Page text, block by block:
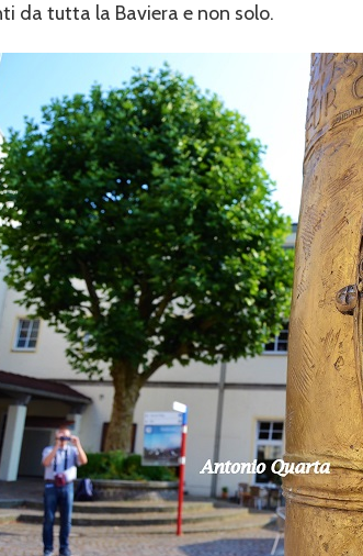
da tutta la Baviera e non solo.